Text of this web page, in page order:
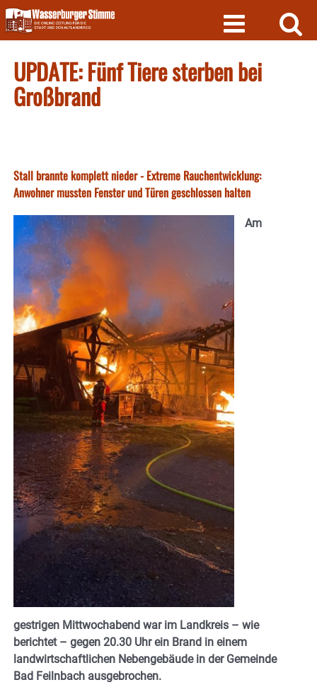
Skip
to
content
UPDATE: Fünf Tiere sterben bei
Großbrand
Stall brannte komplett nieder - Extreme Rauchentwicklung:
Anwohner mussten Fenster und Türen geschlossen halten
Am
gestrigen Mittwochabend war im Landkreis – wie
berichtet – gegen 20.30 Uhr ein Brand in einem
landwirtschaftlichen Nebengebäude in der Gemeinde
Bad Feilnbach ausgebrochen.